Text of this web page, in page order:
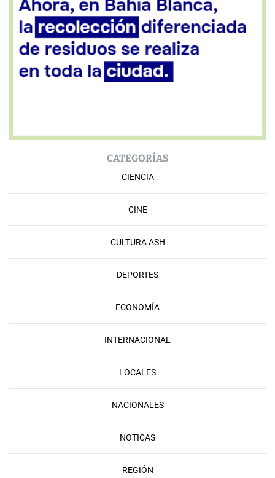
CATEGORÍAS
CIENCIA
CINE
CULTURA ASH
DEPORTES
ECONOMÍA
INTERNACIONAL
LOCALES
NACIONALES
NOTICAS
REGIÓN